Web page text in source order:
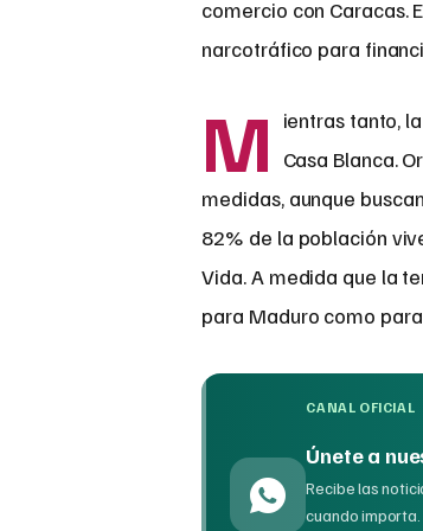
comercio con Caracas.
narcotráfico para
M
ientras tanto,
Casa Blanca.
medidas, aunque
82% de la población
Vida. A medida que la
para Maduro como
CANAL OFICIAL
Únete a
Recibe las
cuando importa.